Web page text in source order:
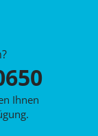
Ihnen